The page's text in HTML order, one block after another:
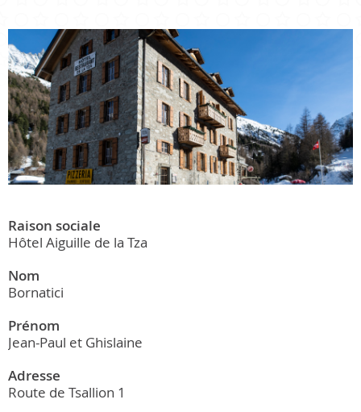
Raison sociale
Hôtel Aiguille de la Tza
Nom
Bornatici
Prénom
Jean-Paul et Ghislaine
Adresse
Route de Tsallion 1